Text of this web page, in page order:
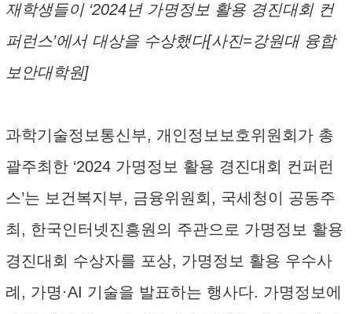
재학생들이 ‘2024년 가명정보 활용 경진대회 컨
퍼런스’에서 대상을 수상했다[사진=강원대 융합
보안대학원]
과학기술정보통신부, 개인정보보호위원회가 총
괄주최한 ‘2024 가명정보 활용 경진대회 컨퍼런
스’는 보건복지부, 금융위원회, 국세청이 공동주
최, 한국인터넷진흥원의 주관으로 가명정보 활용
경진대회 수상자를 포상, 가명정보 활용 우수사
례, 가명·AI 기술을 발표하는 행사다. 가명정보에